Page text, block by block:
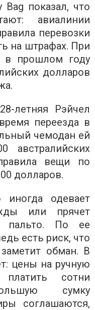
показал, что
авиалинии
перевозки
на штрафах. При
в прошлом году
долларов
летняя Рэйчел
переезда в
чемодан ей
австралийских
вещи по
долларов.
иногда одевает
или прячет
пальто. По ее
есть риск, что
обман. В
цены на ручную
сотни
сумку
соглашаются,